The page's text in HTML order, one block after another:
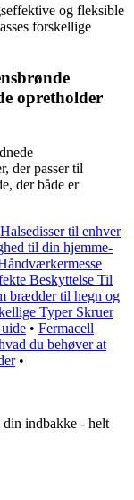
og fleksible
forskellige
opretholder
der passer til
der både er
Halsedisser til enhver
til din hjemme-
Beskyttelse Til
brædder til hegn og
Typer Skruer
• Fermacell
du behøver at
•
indbakke - helt